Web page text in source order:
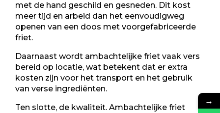
met de hand geschild en gesneden. Dit kost
meer tijd en arbeid dan het eenvoudigweg
openen van een doos met voorgefabriceerde
friet.
Daarnaast wordt ambachtelijke friet vaak vers
bereid op locatie, wat betekent dat er extra
kosten zijn voor het transport en het gebruik
van verse ingrediënten.
Ten slotte, de kwaliteit. Ambachtelijke friet
→